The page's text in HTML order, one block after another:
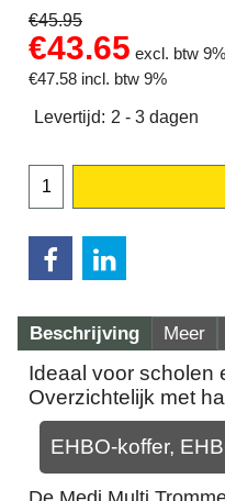
€45.95
€43.65 excl. btw 9%
€47.58 incl. btw 9%
Levertijd: 2 - 3 dagen
Beschrijving Meer
Ideaal voor scholen
Overzichtelijk met
EHBO-koffer,